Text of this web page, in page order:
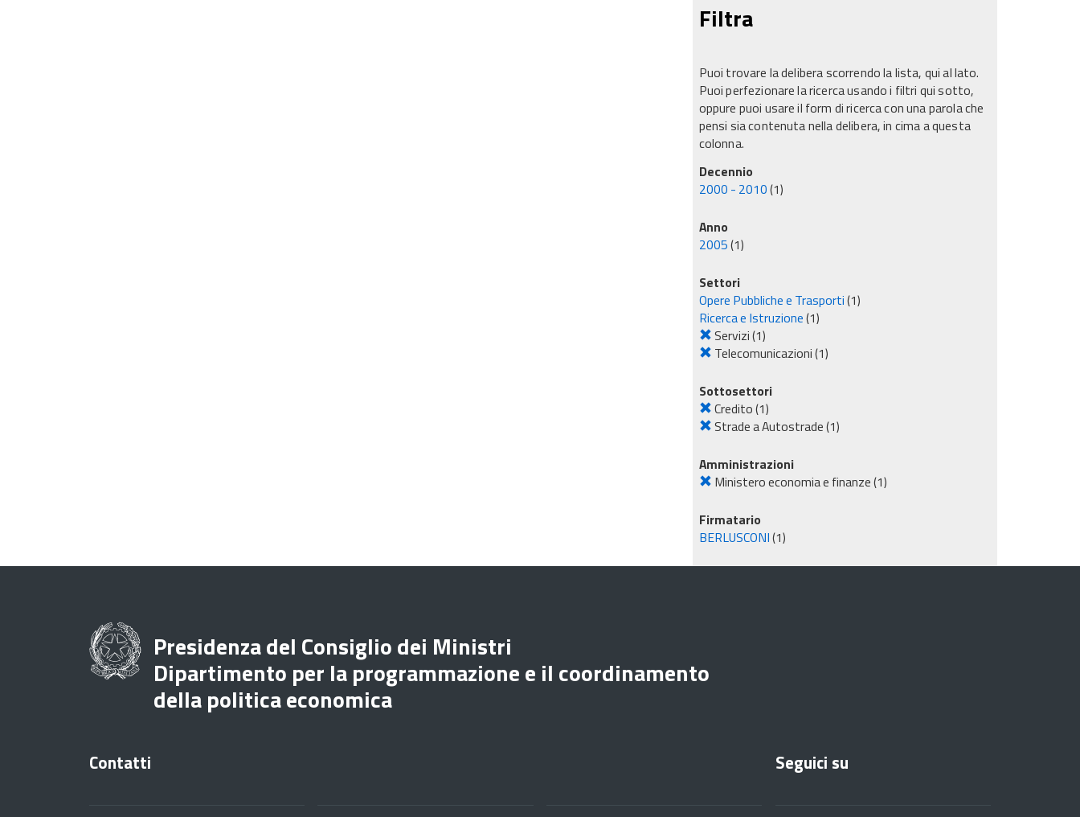
Filtra
Puoi trovare la delibera scorrendo la lista, qui al lato.
Puoi perfezionare la ricerca usando i filtri qui sotto,
oppure puoi usare il form di ricerca con una parola che
pensi sia contenuta nella delibera, in cima a questa
colonna.
Decennio
2000 - 2010(1)
Anno
2005(1)
Settori
Opere Pubbliche e Trasporti(1)
Ricerca e Istruzione(1)
Servizi(1)
Telecomunicazioni(1)
Sottosettori
Credito(1)
Strade a Autostrade(1)
Amministrazioni
Ministero economia e finanze(1)
Firmatario
BERLUSCONI(1)
Presidenza del Consiglio dei Ministri
Dipartimento per la programmazione e il coordinamento
della politica economica
Contatti Seguici su